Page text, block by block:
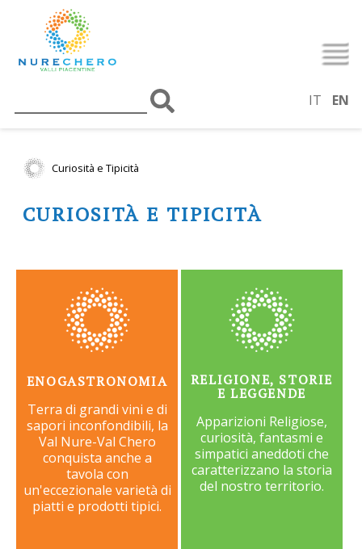
IT EN
Curiosità e Tipicità
CURIOSITÀ E TIPICITÀ
ENOGASTRONOMIA
Terra di grandi vini e di
sapori inconfondibili, la
Val Nure-Val Chero
conquista anche a
tavola con
un'eccezionale varietà di
piatti e prodotti tipici.
RELIGIONE, STORIE
E LEGGENDE
Apparizioni Religiose,
curiosità, fantasmi e
simpatici aneddoti che
caratterizzano la storia
del nostro territorio.